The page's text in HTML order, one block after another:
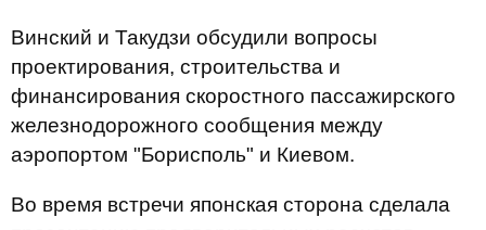
Винский и Такудзи обсудили вопросы
проектирования, строительства и
финансирования скоростного пассажирского
железнодорожного сообщения между
аэропортом "Борисполь" и Киевом.
Во время встречи японская сторона сделала